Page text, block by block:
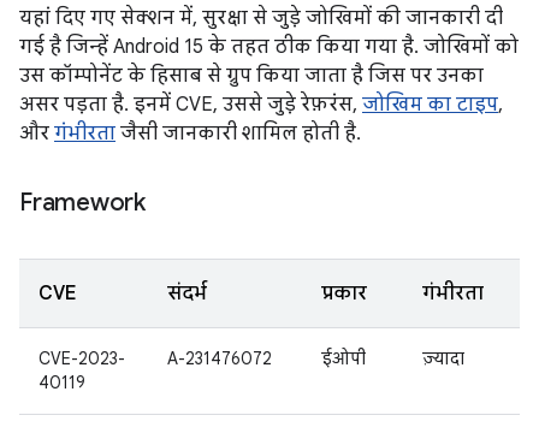
यहां दिए गए सेक्शन में, सुरक्षा से जुड़े जोखिमों की जानकारी दी
गई है जिन्हें Android 15 के तहत ठीक किया गया है. जोखिमों को
उस कॉम्पोनेंट के हिसाब से ग्रुप किया जाता है जिस पर उनका
असर पड़ता है. इनमें CVE, उससे जुड़े रेफ़रंस, जोखिम का टाइप,
और गंभीरता जैसी जानकारी शामिल होती है.
Framework
CVE संदर्भ प्रकार गंभीरता
CVE-2023-
40119
A-231476072 ईओपी ज़्यादा